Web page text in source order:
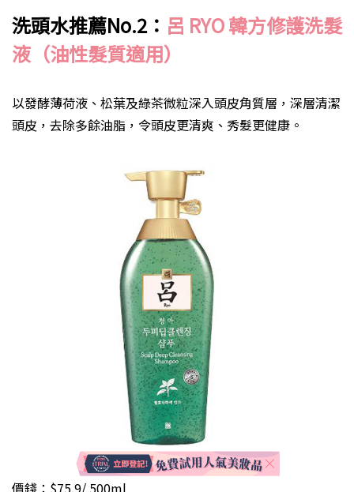
洗頭水推薦No.2： 呂 RYO韓方修護洗髮
液（油性髮質適用）
以發酵薄荷液、松葉及綠茶微粒深入頭皮角質層，深層清潔
頭皮，去除多餘油脂，令頭皮更清爽、秀髮更健康。
價錢：$75.9/ 500ml